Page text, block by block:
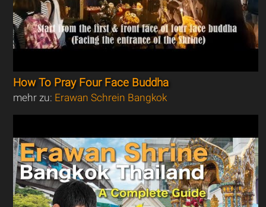
How To Pray Four Face Buddha
mehr zu: Erawan Schrein Bangkok